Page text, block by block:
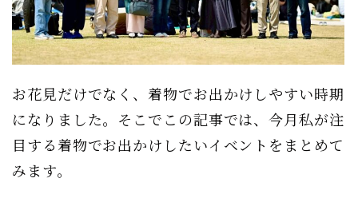
お花見だけでなく、着物でお出かけしやすい時期
になりました。そこでこの記事では、今月私が注
目する着物でお出かけしたいイベントをまとめて
みます。